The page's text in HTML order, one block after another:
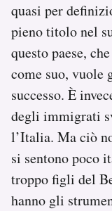
quasi per
pieno titolo nel
questo paese,
come suo, vuole
successo. È
degli immigrati
l’Italia. Ma ciò
si sentono poco
troppo figli del
hanno gli